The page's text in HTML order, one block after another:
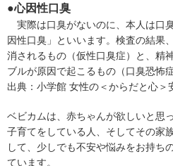
●心因性口臭
実際は口臭がないのに、本人は口
因性口臭」といいます。検査の結果
消されるもの（仮性口臭症）と、精
ブルが原因で起こるもの（口臭恐怖
出典： 小学館 女性の＜からだと心＞
ベビカムは、赤ちゃんが欲しいと思
子育てをしている人、そしてその家
して、少しでも不安や悩みをお持ち
ています。